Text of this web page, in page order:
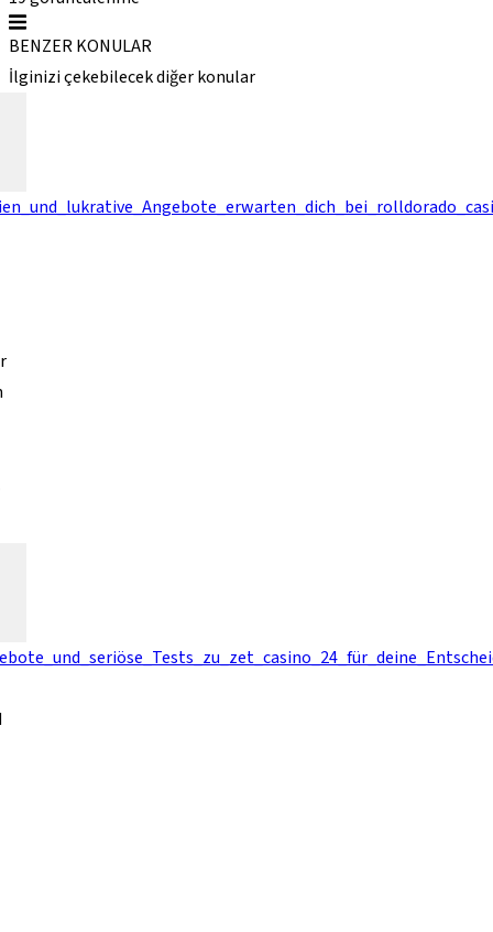
BENZER KONULAR
İlginizi çekebilecek diğer konular